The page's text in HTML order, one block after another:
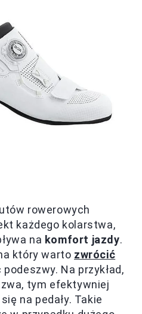
rowerowych
każdego kolarstwa,
na komfort jazdy.
który warto zwrócić
Na przykład,
tym efektywniej
na pedały. Takie